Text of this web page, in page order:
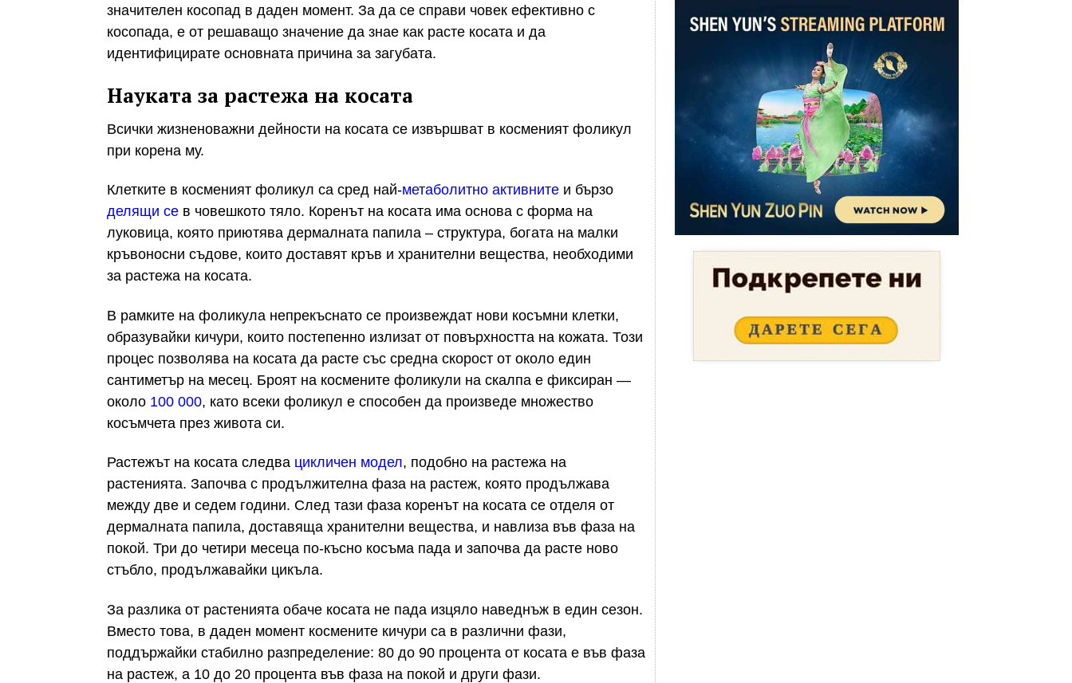
значителен косопад в даден момент. За да се справи човек ефективно с
косопада, е от решаващо значение да знае как расте косата и да
идентифицирате основната причина за загубата.
Науката за растежа на косата
Всички жизненоважни дейности на косата се извършват в косменият фоликул
при корена му.
Клетките в косменият фоликул са сред най-метаболитно активните и бързо
делящи се в човешкото тяло. Коренът на косата има основа с форма на
луковица, която приютява дермалната папила – структура, богата на малки
кръвоносни съдове, които доставят кръв и хранителни вещества, необходими
за растежа на косата.
В рамките на фоликула непрекъснато се произвеждат нови косъмни клетки,
образувайки кичури, които постепенно излизат от повърхността на кожата. Този
процес позволява на косата да расте със средна скорост от около един
сантиметър на месец. Броят на космените фоликули на скалпа е фиксиран —
около 100 000, като всеки фоликул е способен да произведе множество
косъмчета през живота си.
Растежът на косата следва цикличен модел, подобно на растежа на
растенията. Започва с продължителна фаза на растеж, която продължава
между две и седем години. След тази фаза коренът на косата се отделя от
дермалната папила, доставяща хранителни вещества, и навлиза във фаза на
покой. Три до четири месеца по-късно косъма пада и започва да расте ново
стъбло, продължавайки цикъла.
За разлика от растенията обаче косата не пада изцяло наведнъж в един сезон.
Вместо това, в даден момент космените кичури са в различни фази,
поддържайки стабилно разпределение: 80 до 90 процента от косата е във фаза
на растеж, а 10 до 20 процента във фаза на покой и други фази.